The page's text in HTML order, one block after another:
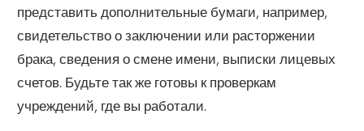
представить дополнительные бумаги, например,
свидетельство о заключении или расторжении
брака, сведения о смене имени, выписки лицевых
счетов. Будьте так же готовы к проверкам
учреждений, где вы работали.